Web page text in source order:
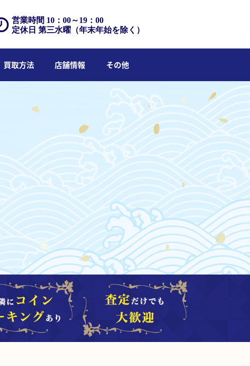
営業時間 10：00～19：00
定休日 第三水曜（年末年始を除く）
買取方法 店舗情報 その他